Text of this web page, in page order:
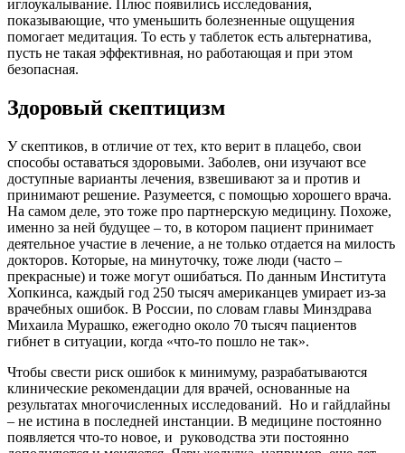
иглоукалывание. Плюс появились исследования,
показывающие, что уменьшить болезненные ощущения
помогает медитация. То есть у таблеток есть альтернатива,
пусть не такая эффективная, но работающая и при этом
безопасная.
Здоровый скептицизм
У скептиков, в отличие от тех, кто верит в плацебо, свои
способы оставаться здоровыми. Заболев, они изучают все
доступные варианты лечения, взвешивают за и против и
принимают решение. Разумеется, с помощью хорошего врача.
На самом деле, это тоже про партнерскую медицину. Похоже,
именно за ней будущее – то, в котором пациент принимает
деятельное участие в лечение, а не только отдается на милость
докторов. Которые, на минуточку, тоже люди (часто –
прекрасные) и тоже могут ошибаться. По данным Института
Хопкинса, каждый год 250 тысяч американцев умирает из-за
врачебных ошибок. В России, по словам главы Минздрава
Михаила Мурашко, ежегодно около 70 тысяч пациентов
гибнет в ситуации, когда «что-то пошло не так».
Чтобы свести риск ошибок к минимуму, разрабатываются
клинические рекомендации для врачей, основанные на
результатах многочисленных исследований. Но и гайдлайны
– не истина в последней инстанции. В медицине постоянно
появляется что-то новое, и руководства эти постоянно